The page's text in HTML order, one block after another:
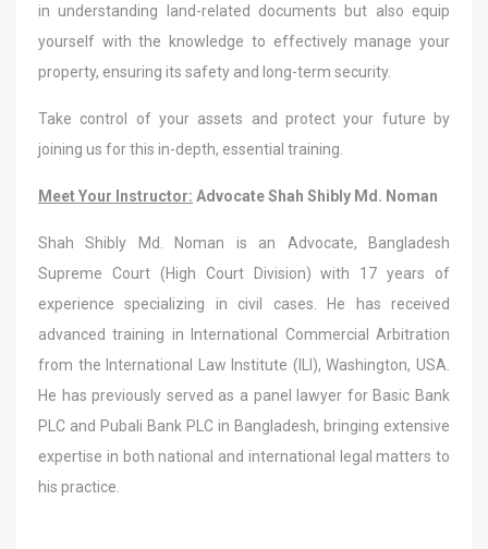
in understanding land-related documents but also equip
yourself with the knowledge to effectively manage your
property, ensuring its safety and long-term security.
Take control of your assets and protect your future by
joining us for this in-depth, essential training.
Meet Your Instructor: Advocate Shah Shibly Md. Noman
Shah Shibly Md. Noman is an Advocate, Bangladesh
Supreme Court (High Court Division) with 17 years of
experience specializing in civil cases. He has received
advanced training in International Commercial Arbitration
from the International Law Institute (ILI), Washington, USA.
He has previously served as a panel lawyer for Basic Bank
PLC and Pubali Bank PLC in Bangladesh, bringing extensive
expertise in both national and international legal matters to
his practice.